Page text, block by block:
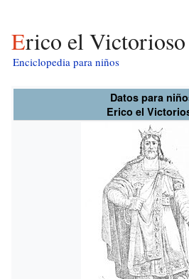
Erico el
Enciclopedia para niños
Datos para
Erico el